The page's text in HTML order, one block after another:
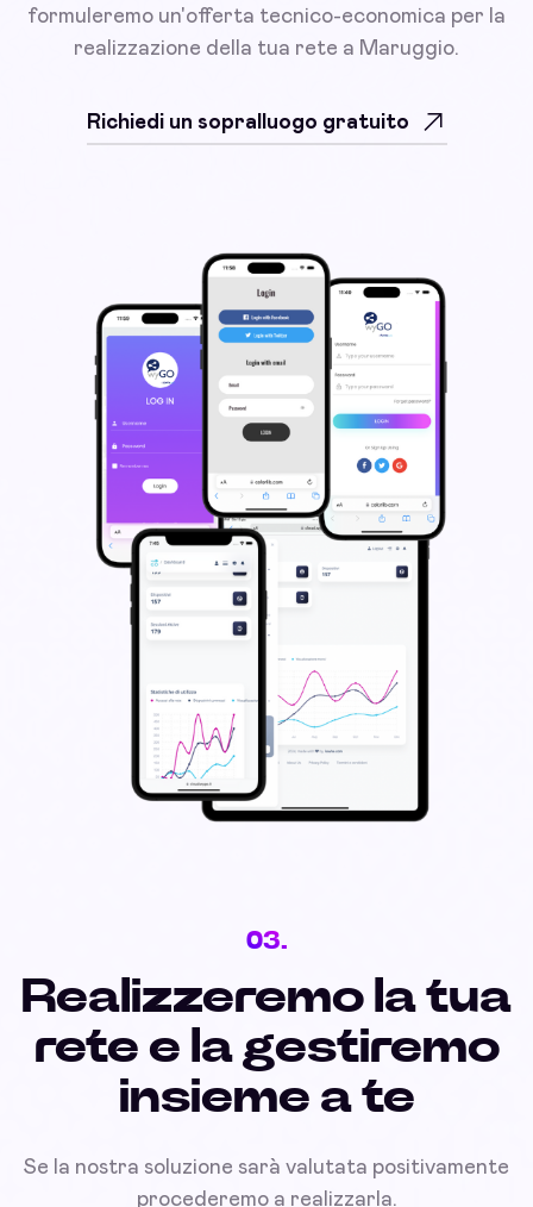
formuleremo un'offerta tecnico-economica per la
realizzazione della tua rete a Maruggio.
Richiedi un sopralluogo gratuito
03.
Realizzeremo la tua
rete e la gestiremo
insieme a te
Se la nostra soluzione sarà valutata positivamente
procederemo a realizzarla.